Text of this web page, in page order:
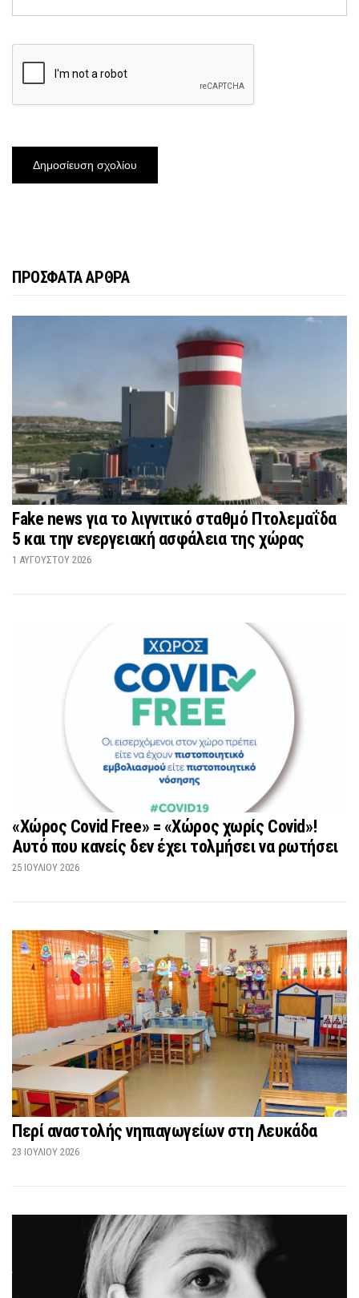
ΠΡΟΣΦΑΤΑ ΑΡΘΡΑ
Fake news για το λιγνιτικό σταθμό Πτολεμαΐδα
5 και την ενεργειακή ασφάλεια της χώρας
1 ΑΥΓΟΎΣΤΟΥ 2026
«Χώρος Covid Free» = «Χώρος χωρίς Covid»!
Αυτό που κανείς δεν έχει τολμήσει να ρωτήσει
25 ΙΟΥΛΊΟΥ 2026
Περί αναστολής νηπιαγωγείων στη Λευκάδα
23 ΙΟΥΛΊΟΥ 2026